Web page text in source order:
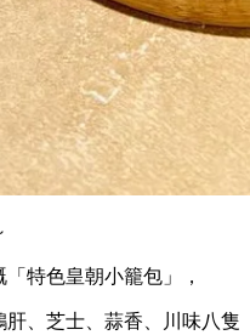
特色皇朝小籠包」，
、芝士、蒜香、川味八隻